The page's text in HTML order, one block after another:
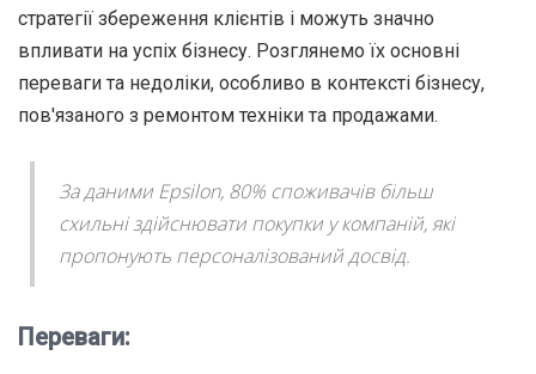
стратегії збереження клієнтів і можуть значно
впливати на успіх бізнесу. Розглянемо їх основні
переваги та недоліки, особливо в контексті бізнесу,
пов'язаного з ремонтом техніки та продажами.
За даними Epsilon, 80% споживачів більш
схильні здійснювати покупки у компаній, які
пропонують персоналізований досвід.
Переваги: